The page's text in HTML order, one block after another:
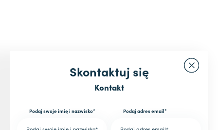
Skontaktuj się
Kontakt
Podaj swoje imię i nazwisko* Podaj adres email*